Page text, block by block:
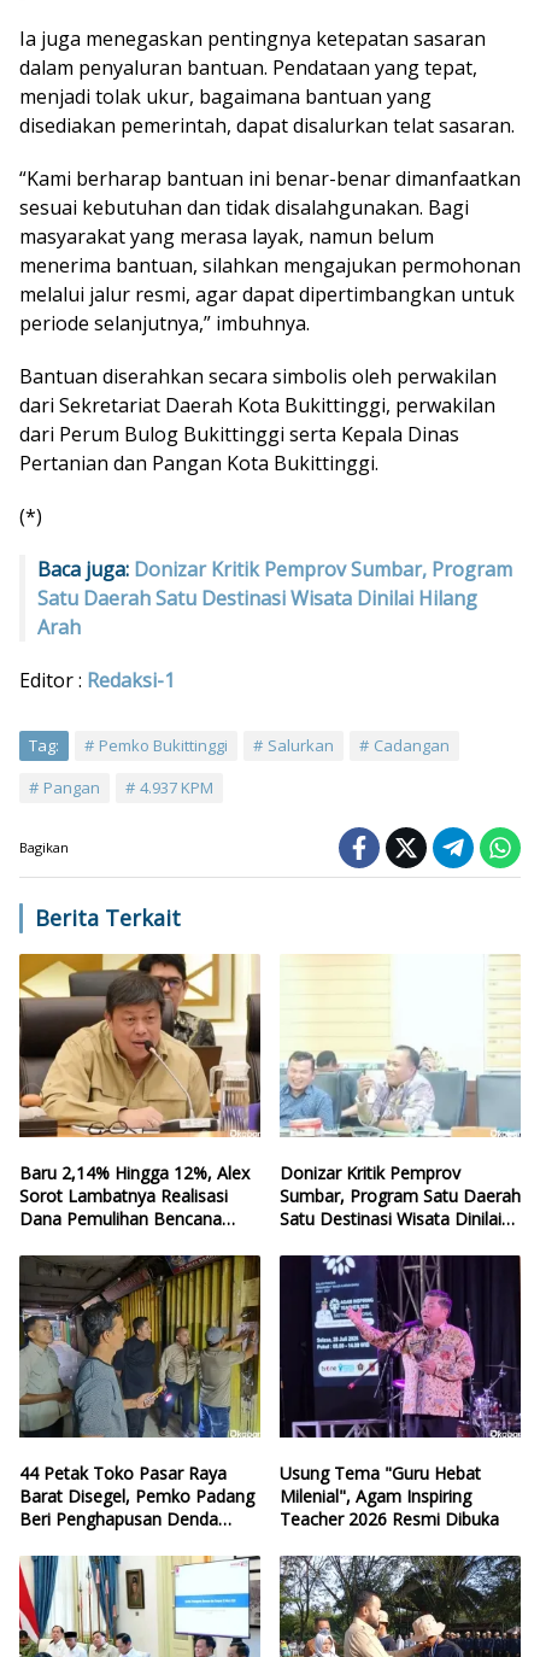
Ia juga menegaskan pentingnya ketepatan sasaran
dalam penyaluran bantuan. Pendataan yang tepat,
menjadi tolak ukur, bagaimana bantuan yang
disediakan pemerintah, dapat disalurkan telat sasaran.
“Kami berharap bantuan ini benar-benar dimanfaatkan
sesuai kebutuhan dan tidak disalahgunakan. Bagi
masyarakat yang merasa layak, namun belum
menerima bantuan, silahkan mengajukan permohonan
melalui jalur resmi, agar dapat dipertimbangkan untuk
periode selanjutnya,” imbuhnya.
Bantuan diserahkan secara simbolis oleh perwakilan
dari Sekretariat Daerah Kota Bukittinggi, perwakilan
dari Perum Bulog Bukittinggi serta Kepala Dinas
Pertanian dan Pangan Kota Bukittinggi.
(*)
Baca juga: Donizar Kritik Pemprov Sumbar, Program
Satu Daerah Satu Destinasi Wisata Dinilai Hilang
Arah
Editor : Redaksi-1
Tag: Pemko Bukittinggi Salurkan
Cadangan
Pangan
4.937 KPM
Bagikan
Berita Terkait
Baru 2,14% Hingga 12%, Alex
Sorot Lambatnya Realisasi
Dana Pemulihan Bencana
Donizar Kritik Pemprov
Sumbar, Program Satu Daerah
Satu Destinasi Wisata Dinilai
44 Petak Toko Pasar Raya
Barat Disegel, Pemko Padang
Beri Penghapusan Denda
Usung Tema "Guru Hebat
Milenial", Agam Inspiring
Teacher 2026 Resmi Dibuka